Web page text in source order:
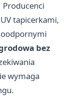
tapicerkami,
bez
wymaga